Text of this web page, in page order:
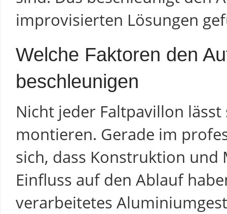
improvisierten Lösungen
Welche Faktoren den
beschleunigen
Nicht jeder Faltpavillon
montieren. Gerade im
sich, dass Konstruktion
Einfluss auf den Ablauf
verarbeitetes